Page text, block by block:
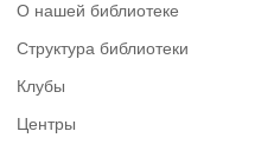
О нашей библиотеке
Структура библиотеки
Клубы
Центры